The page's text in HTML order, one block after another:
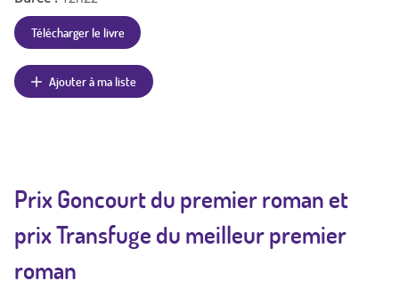
Télécharger le livre
Ajouter à ma liste
Prix Goncourt du premier roman et
prix Transfuge du meilleur premier
roman